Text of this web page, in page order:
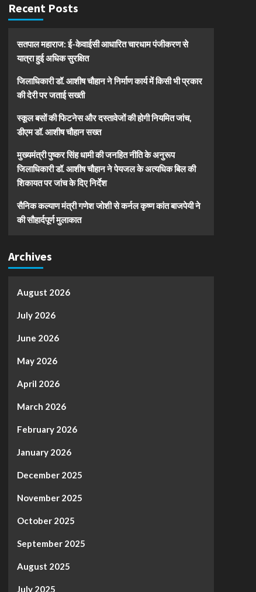
Recent Posts
सतपाल महाराज: ई-केवाईसी आधारित चारधाम पंजीकरण से
यात्रा हुई अधिक सुरक्षित
जिलाधिकारी डॉ. आशीष चौहान ने निर्माण कार्य में किसी भी प्रकार
की देरी पर जताई सख्ती
स्कूल बसों की फिटनेस और दस्तावेजों की होगी नियमित जांच,
डीएम डॉ. आशीष चौहान सख्त
मुख्यमंत्री पुष्कर सिंह धामी की जनहित नीति के अनुरूप
जिलाधिकारी डॉ. आशीष चौहान ने पेयजल के अत्यधिक बिल की
शिकायत पर जांच के दिए निर्देश
सैनिक कल्याण मंत्री गणेश जोशी से कर्नल कृष्ण कांत बाजपेयी ने
की सौहार्दपूर्ण मुलाकात
Archives
August 2026
July 2026
June 2026
May 2026
April 2026
March 2026
February 2026
January 2026
December 2025
November 2025
October 2025
September 2025
August 2025
July 2025